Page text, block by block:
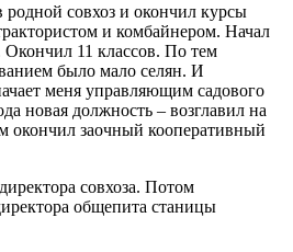
совхоз и окончил курсы
и комбайнером. Начал
Окончил 11 классов. По тем
было мало селян. И
меня управляющим садового
новая должность – возглавил на
окончил заочный кооперативный
совхоза. Потом
общепита станицы